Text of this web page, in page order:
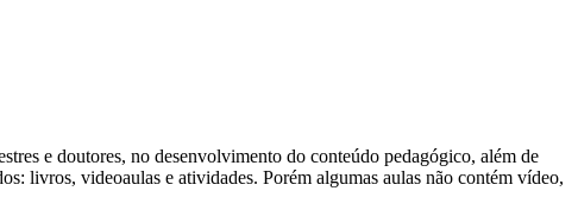
e doutores, no desenvolvimento do conteúdo pedagógico, além de
livros, videoaulas e atividades. Porém algumas aulas não contém vídeo,